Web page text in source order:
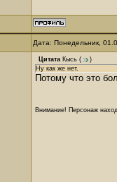
Дата: Понедельник,
Цитата Кысь (
)
Ну как же нет.
Потому что это
Внимание! Персонаж